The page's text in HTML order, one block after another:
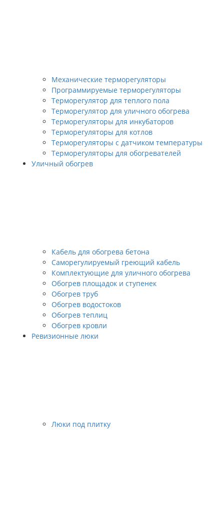
Механические терморегуляторы
Программируемые терморегуляторы
Терморегулятор для теплого пола
Терморегулятор для уличного обогрева
Терморегуляторы для инкубаторов
Терморегуляторы для котлов
Терморегуляторы с датчиком температуры
Терморегуляторы для обогревателей
Уличный обогрев
Кабель для обогрева бетона
Саморегулируемый греющий кабель
Комплектующие для уличного обогрева
Обогрев площадок и ступенек
Обогрев труб
Обогрев водостоков
Обогрев теплиц
Обогрев кровли
Ревизионные люки
Люки под плитку